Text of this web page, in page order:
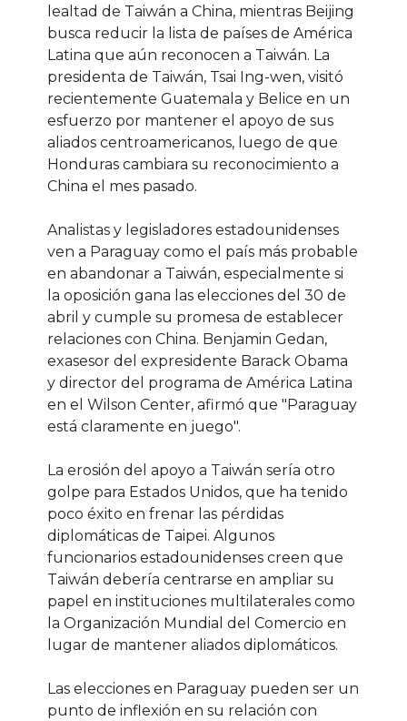
lealtad de Taiwán a China, mientras Beijing
busca reducir la lista de países de América
Latina que aún reconocen a Taiwán. La
presidenta de Taiwán, Tsai Ing-wen, visitó
recientemente Guatemala y Belice en un
esfuerzo por mantener el apoyo de sus
aliados centroamericanos, luego de que
Honduras cambiara su reconocimiento a
China el mes pasado.
Analistas y legisladores estadounidenses
ven a Paraguay como el país más probable
en abandonar a Taiwán, especialmente si
la oposición gana las elecciones del 30 de
abril y cumple su promesa de establecer
relaciones con China. Benjamin Gedan,
exasesor del expresidente Barack Obama
y director del programa de América Latina
en el Wilson Center, afirmó que "Paraguay
está claramente en juego".
La erosión del apoyo a Taiwán sería otro
golpe para Estados Unidos, que ha tenido
poco éxito en frenar las pérdidas
diplomáticas de Taipei. Algunos
funcionarios estadounidenses creen que
Taiwán debería centrarse en ampliar su
papel en instituciones multilaterales como
la Organización Mundial del Comercio en
lugar de mantener aliados diplomáticos.
Las elecciones en Paraguay pueden ser un
punto de inflexión en su relación con